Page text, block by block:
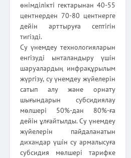
өнімділікті гектарынан 40-55
центнерден 70-80 центнерге
дейін арттыруға септігін
тигізді.
Су үнемдеу технологияларын
енгізуді ынталандыру үшін
шаруалардың инфрақұрылым
жүргізу, су үнемдеу жүйелерін
сатып алу және орнату
шығындарын субсидиялау
мөлшері 50%-дан 80%-ға
дейін ұлғайтылды. Су үнемдеу
жүйелерін пайдаланатын
дихандар үшін су армалысуға
субсидия мөлшері тарифке